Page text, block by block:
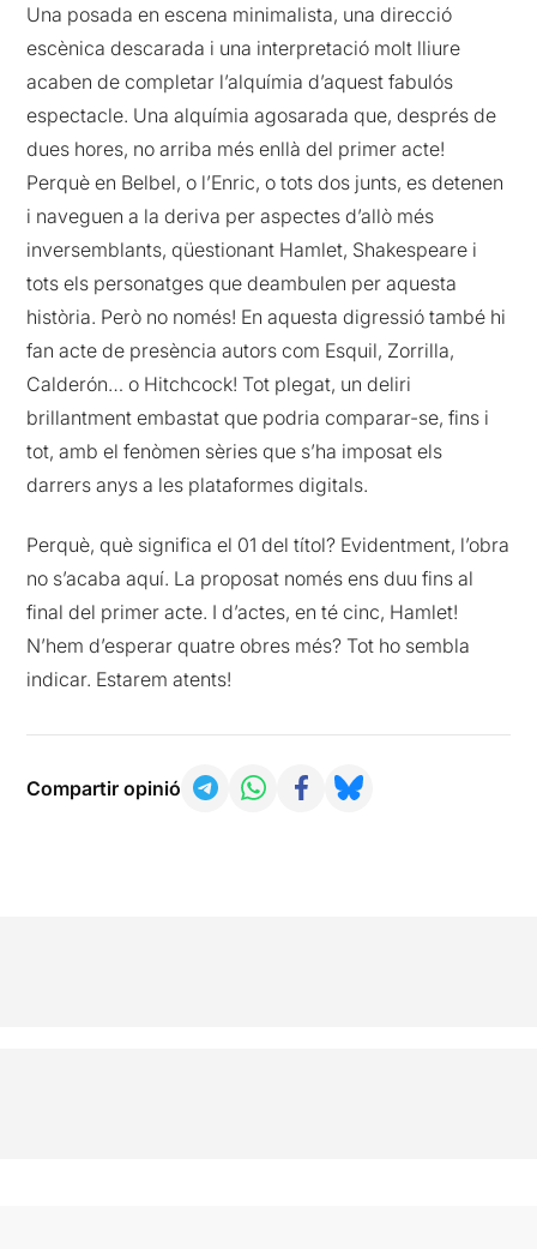
Una posada en escena minimalista, una direcció
escènica descarada i una interpretació molt lliure
acaben de completar l’alquímia d’aquest fabulós
espectacle. Una alquímia agosarada que, després de
dues hores, no arriba més enllà del primer acte!
Perquè en Belbel, o l’Enric, o tots dos junts, es detenen
i naveguen a la deriva per aspectes d’allò més
inversemblants, qüestionant Hamlet, Shakespeare i
tots els personatges que deambulen per aquesta
història. Però no només! En aquesta digressió també hi
fan acte de presència autors com Esquil, Zorrilla,
Calderón… o Hitchcock! Tot plegat, un deliri
brillantment embastat que podria comparar-se, fins i
tot, amb el fenòmen sèries que s’ha imposat els
darrers anys a les plataformes digitals.
Perquè, què significa el 01 del títol? Evidentment, l’obra
no s’acaba aquí. La proposat només ens duu fins al
final del primer acte. I d’actes, en té cinc, Hamlet!
N’hem d’esperar quatre obres més? Tot ho sembla
indicar. Estarem atents!
Compartir opinió